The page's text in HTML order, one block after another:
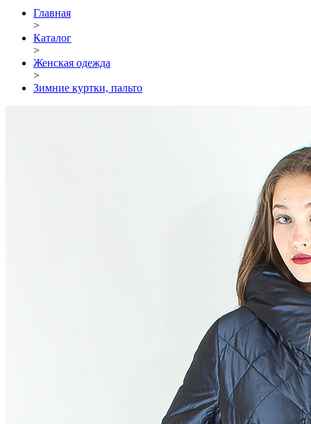
Главная
>
Каталог
>
Женская одежда
>
Зимние куртки, пальто